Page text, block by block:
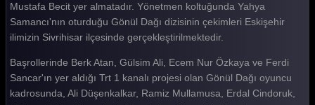
Gönül Dağı 172. Bölüm
Gönül Dağı 171. Bölüm
Gönül Dağı 170. Bölüm
Gönül Dağı 169. Bölüm
Mustafa Becit yer almatadır. Yönetmen koltuğunda Yahya
Samancı'nın oturduğu Gönül Dağı dizisinin çekimleri Eskişehir
ilimizin Sivrihisar ilçesinde gerçekleştirilmektedir.
Başrollerinde Berk Atan, Gülsim Ali, Ecem Nur Özkaya ve Ferdi
Sancar'ın yer aldığı Trt 1 kanalı projesi olan Gönül Dağı oyuncu
kadrosunda, Ali Düşenkalkar, Ramiz Mullamusa, Erdal Cindoruk,